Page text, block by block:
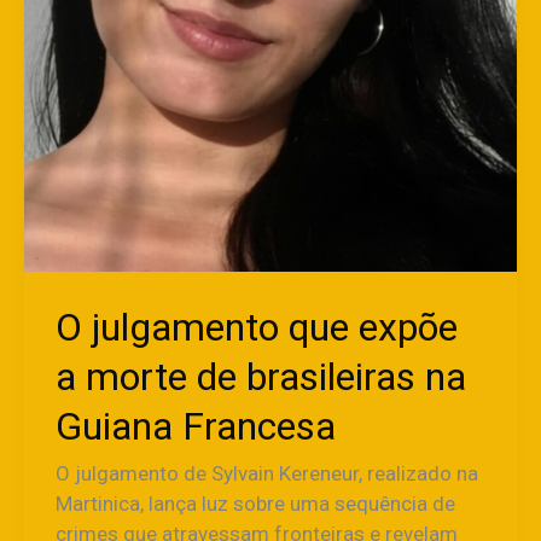
O julgamento que expõe
a morte de brasileiras na
Guiana Francesa
O julgamento de Sylvain Kereneur, realizado na
Martinica, lança luz sobre uma sequência de
crimes que atravessam fronteiras e revelam